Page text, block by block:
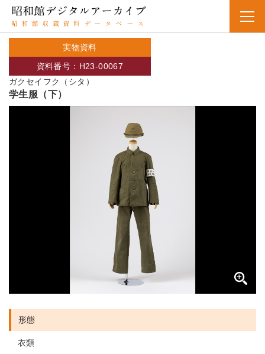
実物資料
ガクセイフク（シタ）
資料番号：H23-00067
学生服（下）
形態
衣類